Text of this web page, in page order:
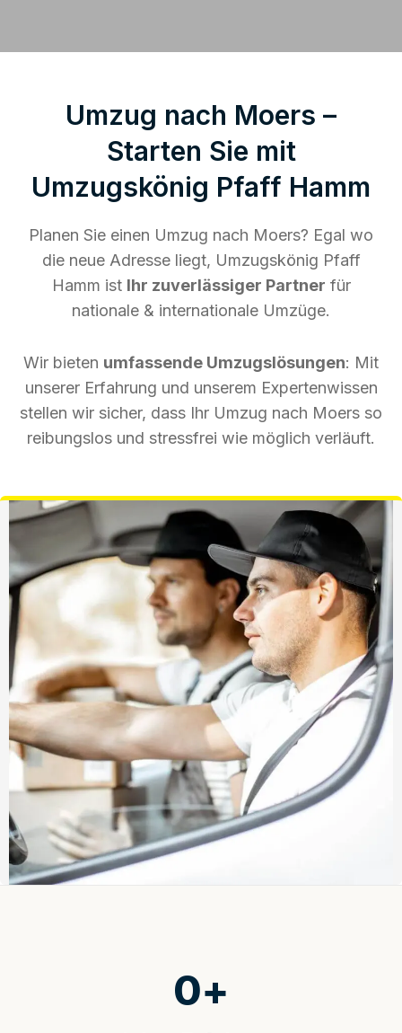
Umzug nach Moers –
Starten Sie mit
Umzugskönig Pfaff Hamm
Planen Sie einen Umzug nach Moers? Egal wo
die neue Adresse liegt, Umzugskönig Pfaff
Hamm ist Ihr zuverlässiger Partner für
nationale & internationale Umzüge.
Wir bieten umfassende Umzugslösungen: Mit
unserer Erfahrung und unserem Expertenwissen
stellen wir sicher, dass Ihr Umzug nach Moers so
reibungslos und stressfrei wie möglich verläuft.
0+